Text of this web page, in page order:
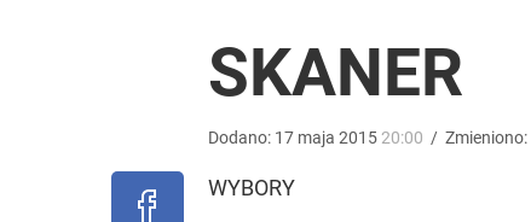
SKANER
Dodano: 17 maja 2015 20:00 / Zmieniono:
WYBORY